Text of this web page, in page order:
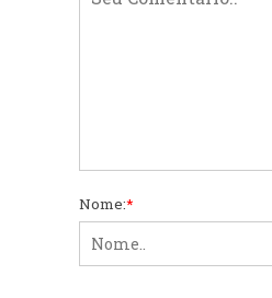
Nome:*